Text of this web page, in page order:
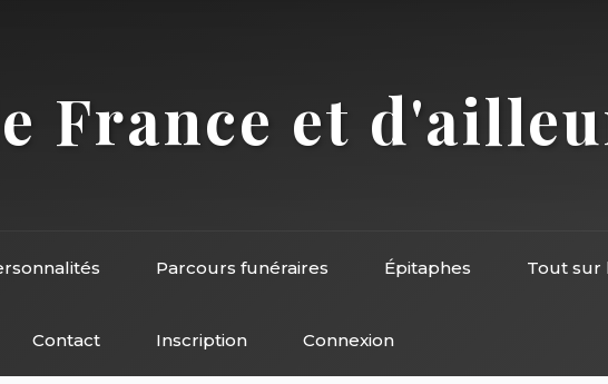
France et
Parcours funéraires Épitaphes Tout sur
Contact Inscription Connexion